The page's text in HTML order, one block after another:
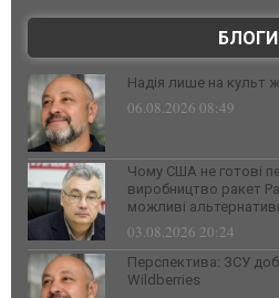
БЛОГИ
Надія лише на культ
06.08.2026 08:49
Чому США не готові
виробництво ракет
можливі
03.08.2026 20:24
Перспектива: ЗСУ
Wildberries